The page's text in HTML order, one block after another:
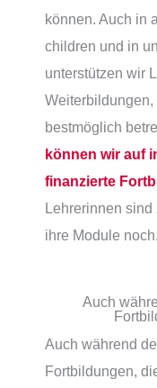
können. Auch in
children und in
unterstützen wir
bestmöglich
können wir auf
finanzierte
Lehrerinnen
ihre Module noch.
Auch
Auch während
Fortbildungen,